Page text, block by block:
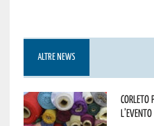
ALTRE NEWS
Corleto
l’evento